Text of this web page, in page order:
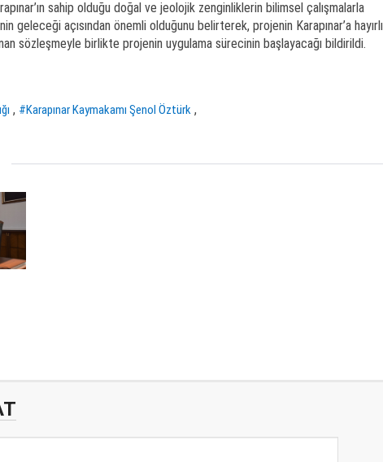
sahip olduğu doğal ve jeolojik zenginliklerin bilimsel çalışmalarla
geleceği açısından önemli olduğunu belirterek, projenin Karapınar’a hayırlı
sözleşmeyle birlikte projenin uygulama sürecinin başlayacağı bildirildi.
, #Karapınar Kaymakamı Şenol Öztürk,